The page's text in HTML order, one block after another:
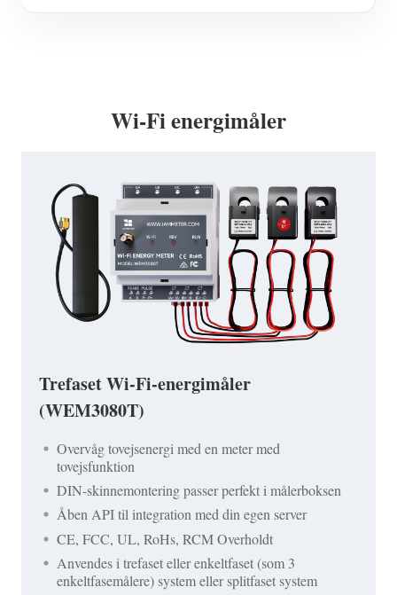
Wi-Fi energimåler
Trefaset Wi-Fi-energimåler
(WEM3080T)
Overvåg tovejsenergi med en meter med
tovejsfunktion
DIN-skinnemontering passer perfekt i målerboksen
Åben API til integration med din egen server
CE, FCC, UL, RoHs, RCM Overholdt
Anvendes i trefaset eller enkeltfaset (som 3
enkeltfasemålere) system eller splitfaset system